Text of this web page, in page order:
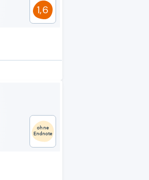
1,6
ohne
Endnote